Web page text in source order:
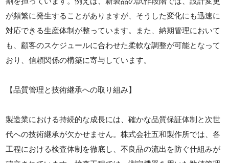
が頻繁に発生することがありますが、そうした変化にも迅速に
対応できる生産体制が整っています。また、納期管理において
も、顧客のスケジュールに合わせた柔軟な調整が可能となって
おり、信頼関係の構築に寄与しています。
【品質管理と技術継承への取り組み】
製造業における持続的な成長には、確かな品質保証体制と次世
代への技術継承が欠かせません。株式会社五和製作所では、各
工程における検査体制を徹底し、不良品の流出を防ぐ仕組みが